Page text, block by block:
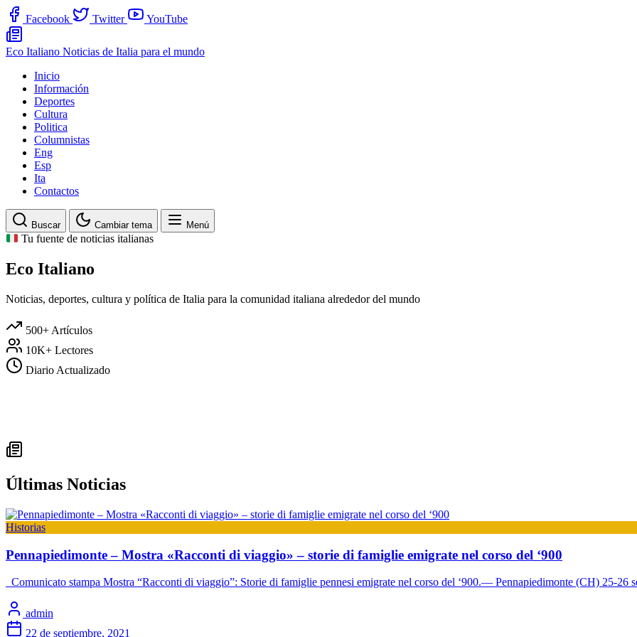
Facebook Twitter YouTube
Eco Italiano Noticias de Italia para el mundo
Inicio
Información
Deportes
Cultura
Politica
Columnistas
Eng
Esp
Ita
Contactos
Buscar Cambiar tema Menú
Tu fuente de noticias italianas
Eco Italiano
Noticias, deportes, cultura y política de Italia para la comunidad italiana alrededor del mundo
500+ Artículos
10K+ Lectores
Diario Actualizado
Últimas Noticias
Historias
Pennapiedimonte – Mostra «Racconti di viaggio» – storie di famiglie emigrate nel corso del ‘900
Comunicato stampa Mostra “Racconti di viaggio”: Storie di famiglie pennesi emigrate nel corso del ‘900.— Pennapiedimonte (CH) 25-26
admin
22 de septiembre, 2021